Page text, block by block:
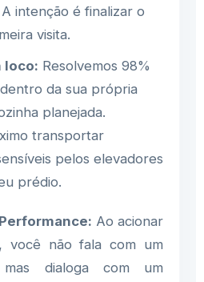
intenção é finalizar o
visita.
loco: Resolvemos 98%
da sua própria
planejada.
transportar
pelos elevadores
prédio.
Ao acionar
você não fala com um
dialoga com um